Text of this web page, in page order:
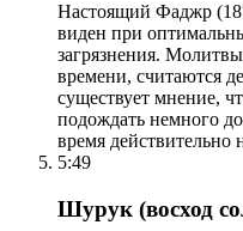
Настоящий Фаджр
виден при
загрязнения.
времени, считаются
существует мнение,
подождать немного
время действительно
5:49
Шурук (восход